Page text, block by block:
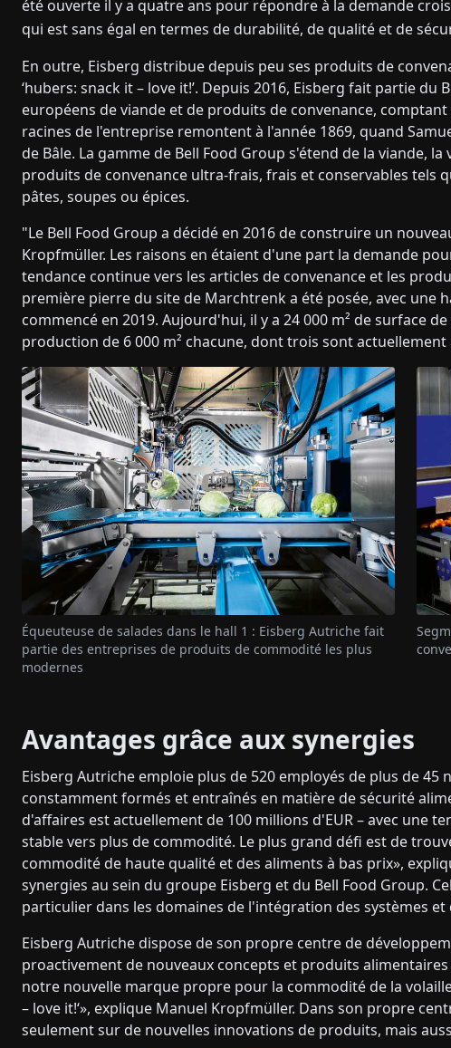
été ouverte il y a quatre ans pour répondre à la demande
qui est sans égal en termes de durabilité, de qualité et de
En outre, Eisberg distribue depuis peu ses produits de
‘hubers: snack it – love it!’. Depuis 2016, Eisberg fait partie
européens de viande et de produits de convenance, comptant
racines de l'entreprise remontent à l'année 1869, quand
de Bâle. La gamme de Bell Food Group s'étend de la viande,
produits de convenance ultra-frais, frais et conservables tels
pâtes, soupes ou épices.
"Le Bell Food Group a décidé en 2016 de construire un
Kropfmüller. Les raisons en étaient d'une part la demande
tendance continue vers les articles de convenance et les
première pierre du site de Marchtrenk a été posée, avec une
commencé en 2019. Aujourd'hui, il y a 24 000 m² de surface
production de 6 000 m² chacune, dont trois sont actuellement
Équeuteuse de salades dans le hall 1 : Eisberg Autriche fait
partie des entreprises de produits de commodité les plus
modernes
Avantages grâce aux synergies
Eisberg Autriche emploie plus de 520 employés de plus de
constamment formés et entraînés en matière de sécurité
d'affaires est actuellement de 100 millions d'EUR – avec une
stable vers plus de commodité. Le plus grand défi est de
commodité de haute qualité et des aliments à bas prix»,
synergies au sein du groupe Eisberg et du Bell Food Group.
particulier dans les domaines de l'intégration des systèmes
Eisberg Autriche dispose de son propre centre de
proactivement de nouveaux concepts et produits
notre nouvelle marque propre pour la commodité de la
– love it!‘», explique Manuel Kropfmüller. Dans son propre
seulement sur de nouvelles innovations de produits, mais